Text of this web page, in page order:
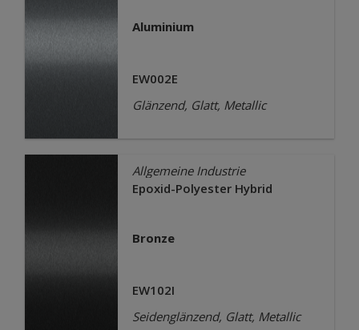
Aluminium
EW002E
Glänzend, Glatt, Metallic
Allgemeine Industrie
Epoxid-Polyester Hybrid
Bronze
EW102I
Seidenglänzend, Glatt, Metallic